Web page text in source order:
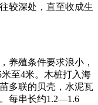
较深处，直至收成生
养殖条件要求浪小，
至4米。木桩打入海
多联的贝壳，水泥瓦
每串长约1.2—1.6